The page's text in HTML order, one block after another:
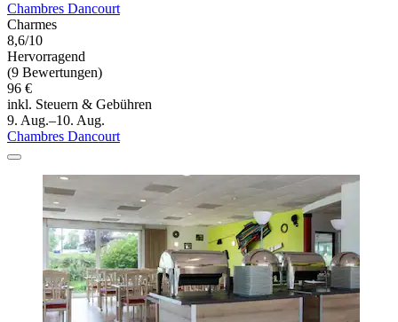
Chambres Dancourt
Charmes
8,6/10
Hervorragend
(9 Bewertungen)
96 €
inkl. Steuern & Gebühren
9. Aug.–10. Aug.
Chambres Dancourt